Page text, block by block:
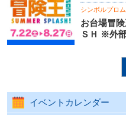
シンボルプロ
お台場冒
ＳＨ ※外
イベントカレンダー